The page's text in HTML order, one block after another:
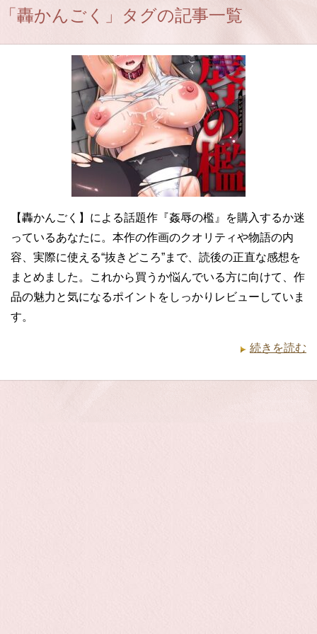
「轟かんごく」タグの記事一覧
【轟かんごく】による話題作『姦辱の檻』を購入するか迷
っているあなたに。本作の作画のクオリティや物語の内
容、実際に使える“抜きどころ”まで、読後の正直な感想を
まとめました。これから買うか悩んでいる方に向けて、作
品の魅力と気になるポイントをしっかりレビューしていま
す。
続きを読む